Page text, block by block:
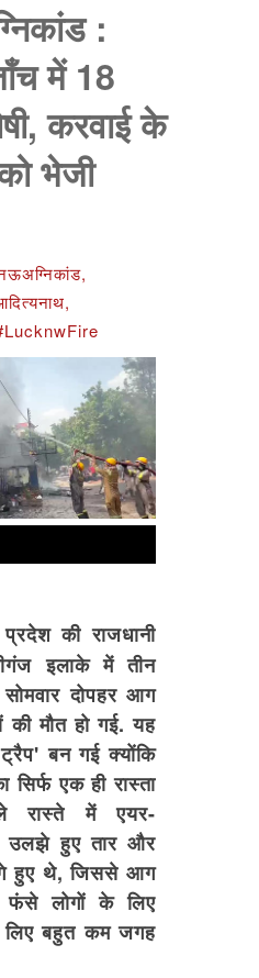
:
में 18
करवाई के
भेजी
प्रदेश की राजधानी
इलाके में तीन
दोपहर आग
मौत हो गई. यह
बन गई क्योंकि
एक ही रास्ता
में एयर-
उलझे हुए तार और
हुए थे, जिससे आग
लोगों के लिए
बहुत कम जगह